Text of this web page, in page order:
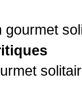
gourmet